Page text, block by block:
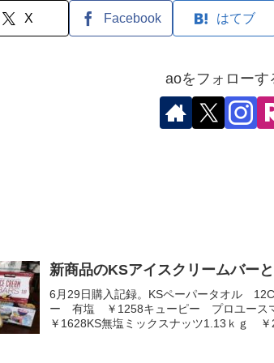
X Facebook はてブ
aoをフォローす
新商品のKSアイスクリームバー
6月29日購入記録。KSペーパータオル
ー 有塩 ￥1258キューピー プロユース
￥1628KS無塩ミックスナッツ1.13ｋｇ ￥